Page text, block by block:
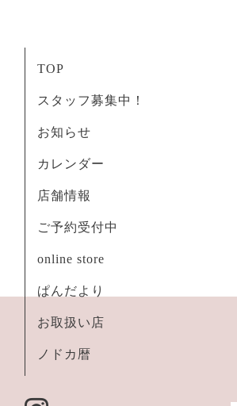
TOP
スタッフ募集中！
お知らせ
カレンダー
店舗情報
ご予約受付中
online store
ぱんだより
お取扱い店
ノドカ暦